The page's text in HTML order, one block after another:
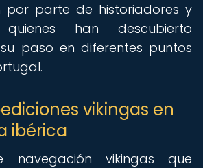
por parte de historiadores y
quienes han descubierto
paso en diferentes puntos
vikingas en
ibérica
navegación vikingas que